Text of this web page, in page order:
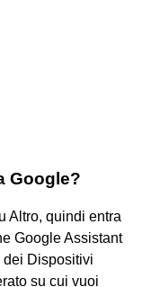
Google?
Altro, quindi entra
Google Assistant
Dispositivi
su cui vuoi